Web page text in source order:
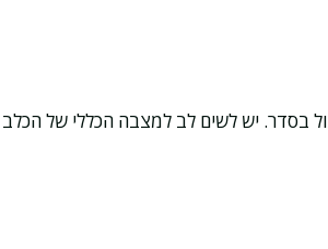
בסדר. יש לשים לב למצבה הכללי של הכלב